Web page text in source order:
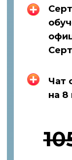
вебинаров и
Изготовила
15.100
год
Основала
онлайн